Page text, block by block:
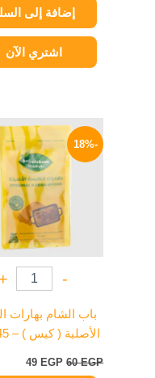
إضافة إلى
اشتري الآن
-18%
-
+
باب الشام بهارات
الأصلية ( كيس ) – 45 جرام
60EGP
السعر
الأصلي
هو:
60 EGP.
49 EGP
السعر
الحالي
هو:
49 EGP.